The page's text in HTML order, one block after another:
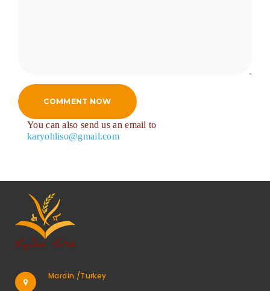
COMMENT NOW
You can also send us an email to
karyohliso@gmail.com
Mardin /Turkey